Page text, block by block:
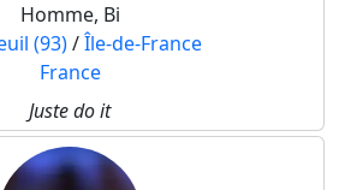
Homme, Bi
(93)/Île-de-France
France
Juste do it